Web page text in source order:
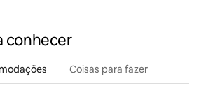
conhecer
Coisas para fazer